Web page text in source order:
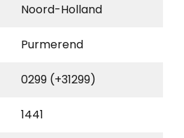
Noord-Holland
Purmerend
0299 (+31299)
1441